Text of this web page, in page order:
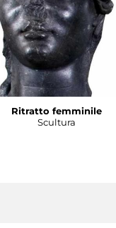
Ritratto femminile
Scultura